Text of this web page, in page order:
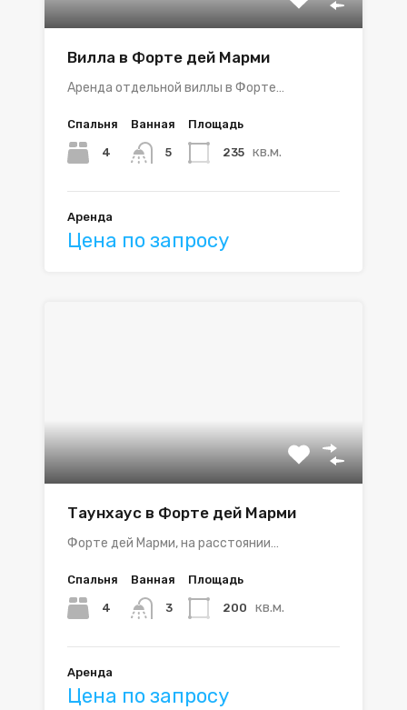
Вилла в Форте дей Марми
Аренда отдельной виллы в Форте…
Спальня
4
Ванная
5
Площадь
235 кв.м.
Аренда
Цена по запросу
Таунхаус в Форте дей Марми
Форте дей Марми, на расстоянии…
Спальня
4
Ванная
3
Площадь
200 кв.м.
Аренда
Цена по запросу